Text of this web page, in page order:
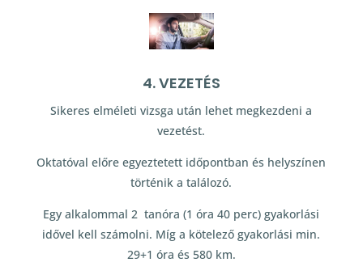
4. VEZETÉS
Sikeres elméleti vizsga után lehet megkezdeni a
vezetést.
Oktatóval előre egyeztetett időpontban és helyszínen
történik a találozó.
Egy alkalommal 2 tanóra (1 óra 40 perc) gyakorlási
idővel kell számolni. Míg a kötelező gyakorlási min.
29+1 óra és 580 km.